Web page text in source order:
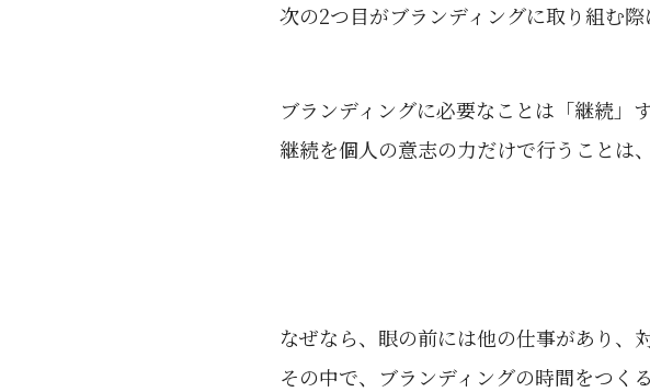
次の2つ目がブランディングに取り組む際
ブランディングに必要なことは「継続」す
継続を個人の意志の力だけで行うことは
なぜなら、眼の前には他の仕事があり、
その中で、ブランディングの時間をつく